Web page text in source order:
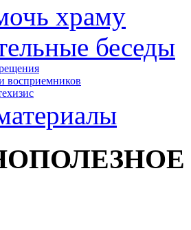
храму
беседы
восприемников